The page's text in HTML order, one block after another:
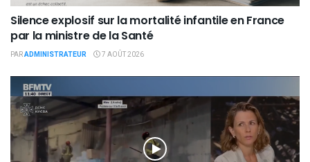
Silence explosif sur la mortalité infantile en France
par la ministre de la Santé
PARADMINISTRATEUR 7 AOÛT 2026